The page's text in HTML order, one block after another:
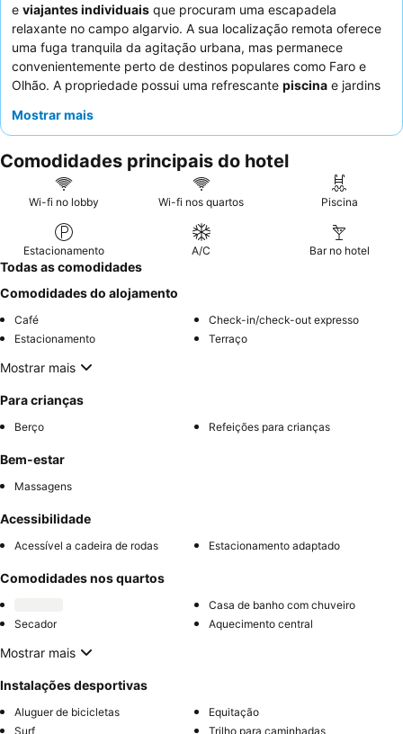
e viajantes individuais que procuram uma escapadela
relaxante no campo algarvio. A sua localização remota oferece
uma fuga tranquila da agitação urbana, mas permanece
convenientemente perto de destinos populares como Faro e
Olhão. A propriedade possui uma refrescante piscina e jardins
consistentemente os funcionários atenciosos e simpáticos, e o
sumo de laranja natural e itens caseiros. Para uma experiência
verdadeiramente serena, considere um quarto com varanda
para vistas panorâmicas.
Mostrar mais
Comodidades principais do hotel
Wi-fi no lobby Wi-fi nos quartos Piscina
Estacionamento A/C Bar no hotel
Todas as comodidades
Comodidades do alojamento
Café
Check-in/check-out expresso
Estacionamento
Terraço
Mostrar mais
Para crianças
Berço Refeições para crianças
Bem-estar
Massagens
Acessibilidade
Acessível a cadeira de rodas Estacionamento adaptado
Comodidades nos quartos
Casa de banho com chuveiro
Secador
Aquecimento central
Mostrar mais
Instalações desportivas
Aluguer de bicicletas
Equitação
Surf
Trilho para caminhadas